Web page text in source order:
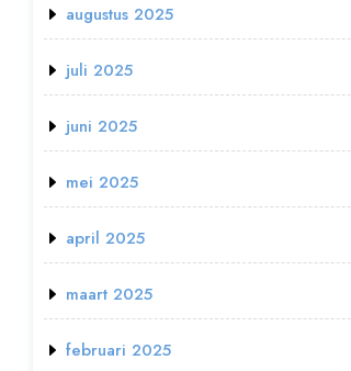
augustus 2025
juli 2025
juni 2025
mei 2025
april 2025
maart 2025
februari 2025